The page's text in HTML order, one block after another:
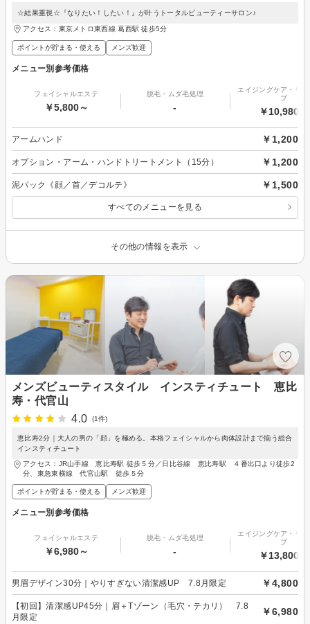
☆結果重視☆『なりたい！したい！』が叶うトータルビューティーサロン♪
アクセス：東京メトロ東西線 葛西駅 徒歩5分
ポイントが貯まる・使える メンズ歓迎
メニュー別参考価格
フェイシャルエステ
￥5,800～
脱毛・ムダ毛処理
-
エイジングケア・リ
プ
￥10,980～
アームハンド ￥1,200
オプション・アーム・ハンドトリートメント（15分） ￥1,200
泥パック《顔／首／デコルテ》 ￥1,500
すべてのメニューを見る
その他の情報を表示
メンズビューティスタイル インスティチュート 恵比
寿・代官山
4.0
(1件)
恵比寿2分｜大人の男の「顔」を極める。本格フェイシャルから肉体設計まで揃う総合
インスティチュート
アクセス：JR山手線 恵比寿駅 徒歩５分／日比谷線 恵比寿駅 ４番出口より徒歩2
分、東急東横線 代官山駅 徒歩５分
ポイントが貯まる・使える メンズ歓迎
メニュー別参考価格
フェイシャルエステ
￥6,980～
脱毛・ムダ毛処理
-
エイジングケア・リ
プ
￥13,800～
男眉デザイン30分｜やりすぎない清潔感UP 7.8月限定 ￥4,800
【初回】清潔感UP45分｜眉＋Tゾーン（毛穴・テカリ） 7.8
月限定
￥6,980